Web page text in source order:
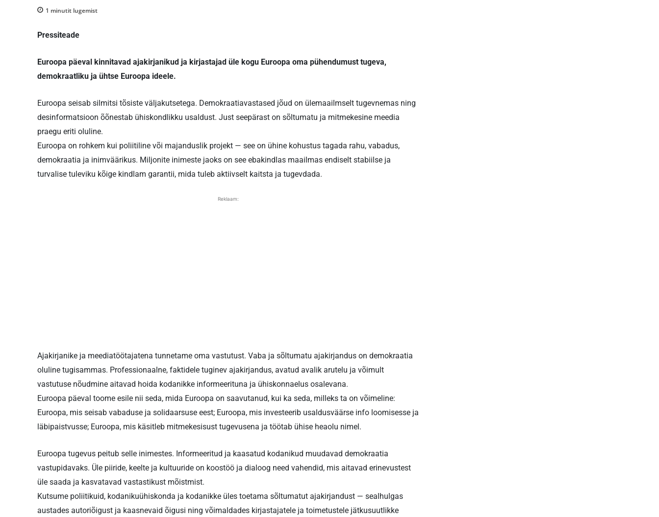
1 minutit lugemist
Pressiteade
Euroopa päeval kinnitavad ajakirjanikud ja kirjastajad üle kogu Euroopa oma pühendumust tugeva,
demokraatliku ja ühtse Euroopa ideele.
Euroopa seisab silmitsi tõsiste väljakutsetega. Demokraatiavastased jõud on ülemaailmselt tugevnemas ning
desinformatsioon õõnestab ühiskondlikku usaldust. Just seepärast on sõltumatu ja mitmekesine meedia
praegu eriti oluline.
Euroopa on rohkem kui poliitiline või majanduslik projekt — see on ühine kohustus tagada rahu, vabadus,
demokraatia ja inimväärikus. Miljonite inimeste jaoks on see ebakindlas maailmas endiselt stabiilse ja
turvalise tuleviku kõige kindlam garantii, mida tuleb aktiivselt kaitsta ja tugevdada.
Reklaam:
Ajakirjanike ja meediatöötajatena tunnetame oma vastutust. Vaba ja sõltumatu ajakirjandus on demokraatia
oluline tugisammas. Professionaalne, faktidele tuginev ajakirjandus, avatud avalik arutelu ja võimult
vastutuse nõudmine aitavad hoida kodanikke informeerituna ja ühiskonnaelus osalevana.
Euroopa päeval toome esile nii seda, mida Euroopa on saavutanud, kui ka seda, milleks ta on võimeline:
Euroopa, mis seisab vabaduse ja solidaarsuse eest; Euroopa, mis investeerib usaldusväärse info loomisesse ja
läbipaistvusse; Euroopa, mis käsitleb mitmekesisust tugevusena ja töötab ühise heaolu nimel.
Euroopa tugevus peitub selle inimestes. Informeeritud ja kaasatud kodanikud muudavad demokraatia
vastupidavaks. Üle piiride, keelte ja kultuuride on koostöö ja dialoog need vahendid, mis aitavad erinevustest
üle saada ja kasvatavad vastastikust mõistmist.
Kutsume poliitikuid, kodanikuühiskonda ja kodanikke üles toetama sõltumatut ajakirjandust — sealhulgas
austades autoriõigust ja kaasnevaid õigusi ning võimaldades kirjastajatele ja toimetustele jätkusuutlikke